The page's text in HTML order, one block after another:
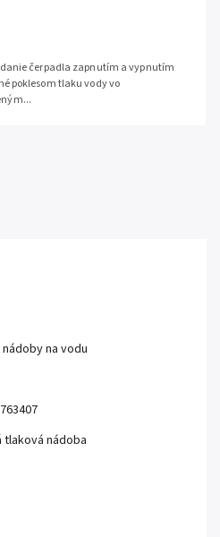
čerpadla zapnutím a vypnutím
poklesom tlaku vody vo
na vodu
tlaková nádoba